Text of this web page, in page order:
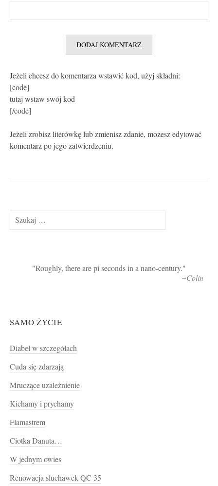
Jeżeli chcesz do komentarza wstawić kod, użyj składni:
[code]
tutaj wstaw swój kod
[/code]
Jeżeli zrobisz literówkę lub zmienisz zdanie, możesz edytować
komentarz po jego zatwierdzeniu.
Szukaj:
Roughly, there are pi seconds in a nano-century.
~Colin
SAMO ŻYCIE
Diabeł w szczegółach
Cuda się zdarzają
Mruczące uzależnienie
Kichamy i prychamy
Flamastrem
Ciotka Danuta…
W jednym owies
Renowacja słuchawek QC 35